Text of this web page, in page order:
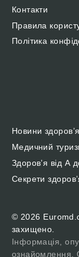
Контакти
Правила
Політика
Новини здоров’я
Медичний
Здоров’я від А
Секрети
© 2026
захищено.
Інформація,
ознайомлення.